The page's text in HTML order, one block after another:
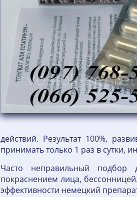
действий. Результат 100%,
принимать только 1 раз в сутки,
Часто неправильный подбор
покраснением лица,
эффективности немецкий